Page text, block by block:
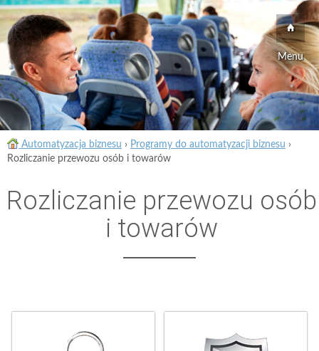
Menu
Automatyzacja biznesu › Programy do automatyzacji biznesu ›
Rozliczanie przewozu osób i towarów
Rozliczanie przewozu osób
i towarów